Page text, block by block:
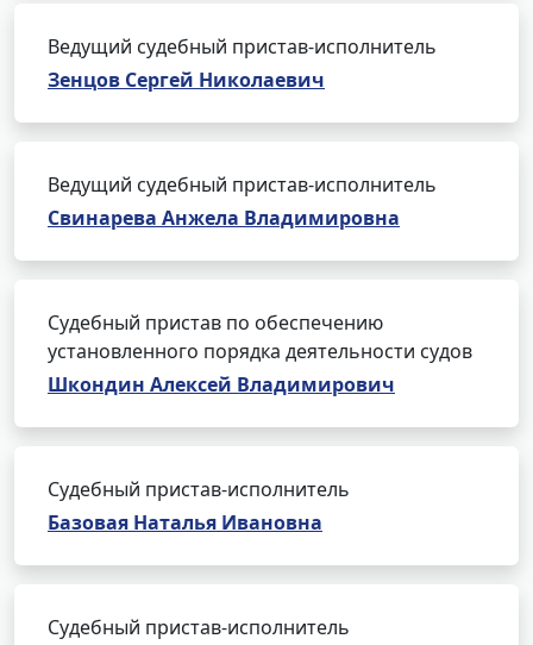
Ведущий судебный пристав-исполнитель
Зенцов Сергей Николаевич
Ведущий судебный пристав-исполнитель
Свинарева Анжела Владимировна
Судебный пристав по обеспечению
установленного порядка деятельности судов
Шкондин Алексей Владимирович
Судебный пристав-исполнитель
Базовая Наталья Ивановна
Судебный пристав-исполнитель